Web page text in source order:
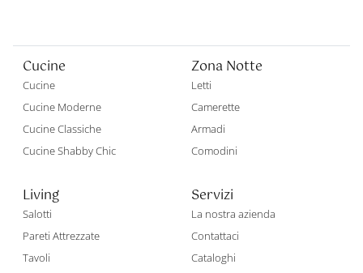
Cucine
Cucine
Cucine Moderne
Cucine Classiche
Cucine Shabby Chic
Zona Notte
Letti
Camerette
Armadi
Comodini
Living
Salotti
Pareti Attrezzate
Tavoli
Servizi
La nostra azienda
Contattaci
Cataloghi